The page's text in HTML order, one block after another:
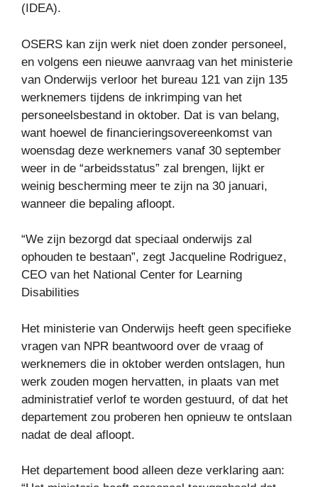
(IDEA).
OSERS kan zijn werk niet doen zonder personeel,
en volgens een nieuwe aanvraag van het ministerie
van Onderwijs verloor het bureau 121 van zijn 135
werknemers tijdens de inkrimping van het
personeelsbestand in oktober. Dat is van belang,
want hoewel de financieringsovereenkomst van
woensdag deze werknemers vanaf 30 september
weer in de “arbeidsstatus” zal brengen, lijkt er
weinig bescherming meer te zijn na 30 januari,
wanneer die bepaling afloopt.
“We zijn bezorgd dat speciaal onderwijs zal
ophouden te bestaan”, zegt Jacqueline Rodriguez,
CEO van het National Center for Learning
Disabilities
Het ministerie van Onderwijs heeft geen specifieke
vragen van NPR beantwoord over de vraag of
werknemers die in oktober werden ontslagen, hun
werk zouden mogen hervatten, in plaats van met
administratief verlof te worden gestuurd, of dat het
departement zou proberen hen opnieuw te ontslaan
nadat de deal afloopt.
Het departement bood alleen deze verklaring aan: